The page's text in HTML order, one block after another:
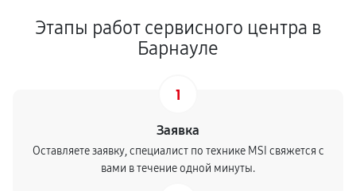
Этапы работ сервисного центра в
Барнауле
1
Заявка
Оставляете заявку, специалист по технике MSI свяжется с
вами в течение одной минуты.